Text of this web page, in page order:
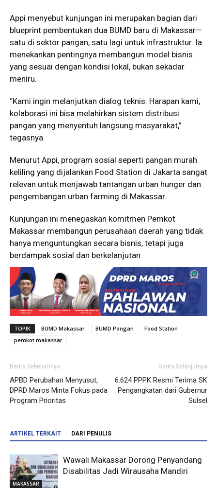
Appi menyebut kunjungan ini merupakan bagian dari
blueprint pembentukan dua BUMD baru di Makassar—
satu di sektor pangan, satu lagi untuk infrastruktur. Ia
menekankan pentingnya membangun model bisnis
yang sesuai dengan kondisi lokal, bukan sekadar
meniru.
“Kami ingin melanjutkan dialog teknis. Harapan kami,
kolaborasi ini bisa melahirkan sistem distribusi
pangan yang menyentuh langsung masyarakat,”
tegasnya.
Menurut Appi, program sosial seperti pangan murah
keliling yang dijalankan Food Station di Jakarta sangat
relevan untuk menjawab tantangan urban hunger dan
pengembangan urban farming di Makassar.
Kunjungan ini menegaskan komitmen Pemkot
Makassar membangun perusahaan daerah yang tidak
hanya menguntungkan secara bisnis, tetapi juga
berdampak sosial dan berkelanjutan.
TOPIK BUMD Makassar BUMD Pangan
Food Station
pemkot makassar
Berita Sebelumnya
APBD Perubahan Menyusut,
DPRD Maros Minta Fokus pada
Program Prioritas
Berita Selanjutnya
6.624 PPPK Resmi Terima SK
Pengangkatan dari Gubernur
Sulsel
ARTIKEL TERKAIT DARI PENULIS
MAKASSAR
Wawali Makassar Dorong Penyandang
Disabilitas Jadi Wirausaha Mandiri